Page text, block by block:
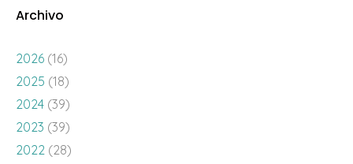
Archivo
2026 (16)
2025 (18)
2024 (39)
2023 (39)
2022 (28)